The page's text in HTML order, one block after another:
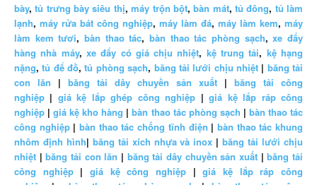
bày,tủ trưng bày siêu thị,máy trộn bột,bàn mát, tủ đông, tủ làm
lạnh, máy rửa bát công nghiệp, máy làm đá, máy làm kem, máy
làm kem tươi,bàn thao tác,bàn thao tác phòng sạch,xe đẩy
hàng nhà máy, xe đẩy có giá chịu nhiệt, kệ trung tải, kệ hạng
nặng,tủ để đồ,tủ phòng sạch, băng tải lưới chịu nhiệt| băng tải
con lăn | băng tải dây chuyền sản xuất | băng tải công
nghiệp | giá kệ lắp ghép công nghiệp |giá kệ lắp ráp công
nghiệp |giá kệ kho hàng |bàn thao tác phòng sạch | bàn thao tác
công nghiệp|bàn thao tác chống tĩnh điện | bàn thao tác khung
nhôm định hình| băng tải xích nhựa và inox |băng tải lưới chịu
nhiệt |băng tải con lăn | băng tải dây chuyền sản xuất |băng tải
công nghiệp|giá kệ công nghiệp |giá kệ lắp ráp công